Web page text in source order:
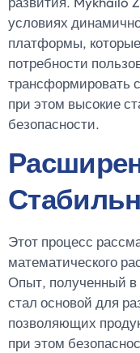
условиях
платформы,
потребности
трансформировать
при этом высокие
безопасности.
Этот процесс
математического
Опыт, полученный в
стал основой для
позволяющих
при этом